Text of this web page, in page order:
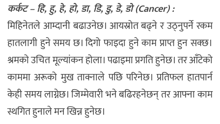
कर्कट – हि, हु, हे, हो, डा, डि, डु, डे, डो (Cancer) :
मिहिनेतले आम्दानी बढाउनेछ। आयस्रोत बढ्ने र उठ्नुपर्ने रकम
हातलागी हुने समय छ। दिगो फाइदा हुने काम प्राप्त हुन सक्छ।
श्रमको उचित मूल्यांकन होला। पढाइमा प्रगति हुनेछ। तर आँटेको
काममा अरूको मुख ताक्नाले पछि परिनेछ। प्रतिफल हातपार्न
केही समय लाग्नेछ। जिम्मेवारी भने बढिरहनेछन् तर आफ्ना काम
स्थगित हुनाले मन खिन्न हुनेछ।